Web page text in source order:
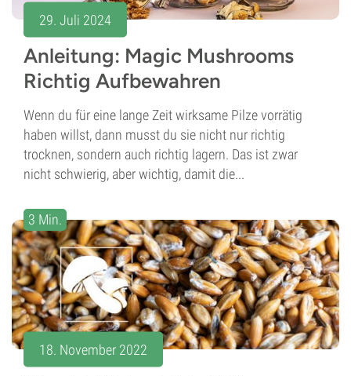
29. Juli 2024
Anleitung: Magic Mushrooms
Richtig Aufbewahren
Wenn du für eine lange Zeit wirksame Pilze vorrätig
haben willst, dann musst du sie nicht nur richtig
trocknen, sondern auch richtig lagern. Das ist zwar
nicht schwierig, aber wichtig, damit die...
3 Min.
18. November 2022